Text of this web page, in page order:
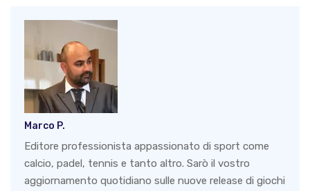
Marco P.
Editore professionista appassionato di sport come
calcio, padel, tennis e tanto altro. Sarò il vostro
aggiornamento quotidiano sulle nuove release di giochi